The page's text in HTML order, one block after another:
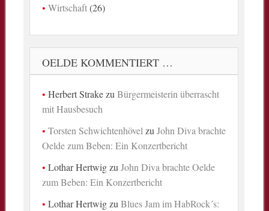
Wirtschaft(26)
OELDE KOMMENTIERT …
Herbert StrakezuBürgermeisterin überrascht
mit Hausbesuch
Torsten Schwichtenhövel zuJohn Diva brachte
Oelde zum Beben: Ein Konzertbericht
Lothar HertwigzuJohn Diva brachte Oelde
zum Beben: Ein Konzertbericht
Lothar HertwigzuBlues Jam im HabRock´s: